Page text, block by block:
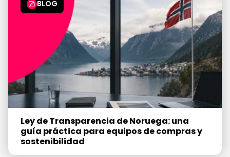
BLOG
Ley de Transparencia de Noruega: una
guía práctica para equipos de compras y
sostenibilidad